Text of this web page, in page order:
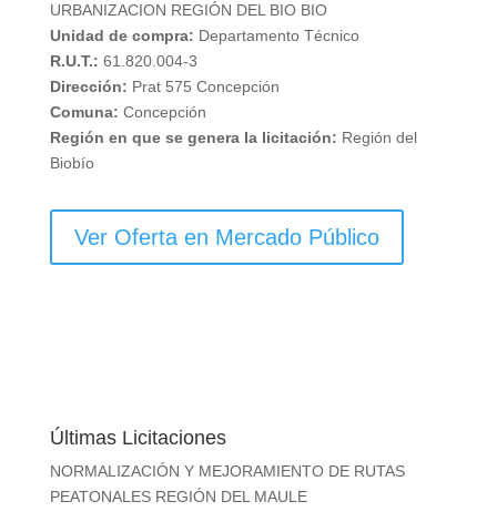
URBANIZACION REGIÓN DEL BIO BIO
Unidad de compra: Departamento Técnico
R.U.T.: 61.820.004-3
Dirección: Prat 575 Concepción
Comuna: Concepción
Región en que se genera la licitación: Región del
Biobío
Ver Oferta en Mercado Público
Últimas Licitaciones
NORMALIZACIÓN Y MEJORAMIENTO DE RUTAS
PEATONALES REGIÓN DEL MAULE